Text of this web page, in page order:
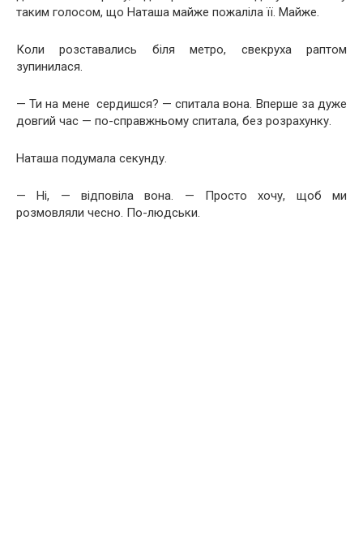
таким голосом, що Наташа майже пожаліла її. Майже.
Коли розставались біля метро, свекруха раптом
зупинилася.
— Ти на мене сердишся? — спитала вона. Вперше за дуже
довгий час — по-справжньому спитала, без розрахунку.
Наташа подумала секунду.
— Ні, — відповіла вона. — Просто хочу, щоб ми
розмовляли чесно. По-людськи.